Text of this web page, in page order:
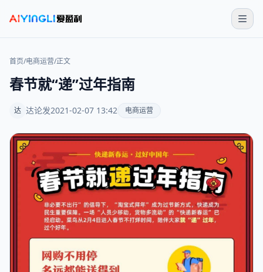
首页/电商运营/正文
春节就“递”过年指南
达 达论发2021-02-07 13:42 电商运营